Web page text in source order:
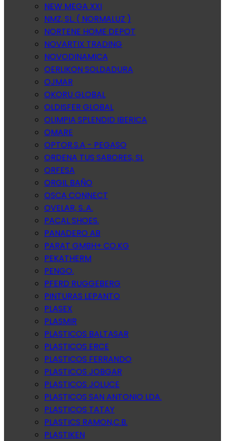
NEW MEGA XXI
NMZ, SL. ( NORMALUZ )
NORTENE HOME DEPOT
NOVARTIX TRADING
NOVODINAMICA
OERLIKON SOLDADURA
OJMAR
OKORU GLOBAL
OLDISFER GLOBAL
OLIMPIA SPLENDID IBERICA
OMARE
OPTOR.S.A - PEGASO
ORDENA TUS SABORES, SL
ORFESA
ORGIL BAÑO
OSCA CONNECT
OVELAR, S..A.
PACAL SHOES.
PANADERO AB
PARAT GMBH+ CO.KG
PEKATHERM
PENGO.
PFERD RUGGEBERG
PINTURAS LEPANTO
PLASEX
PLASMIR
PLASTICOS BALTASAR
PLASTICOS ERCE
PLASTICOS FERRANDO
PLASTICOS JOBGAR
PLASTICOS JOLUCE
PLASTICOS SAN ANTONIO LDA.
PLASTICOS TATAY
PLASTICS RAMON,C.B.
PLASTIKEN